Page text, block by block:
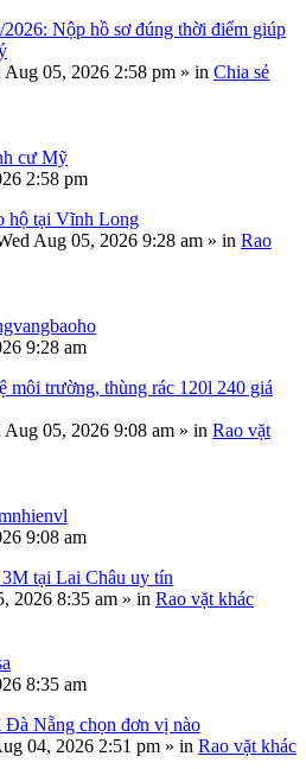
Nộp hồ sơ đúng thời điểm giúp
Aug 05, 2026 2:58 pm » in Chia sẻ
cư Mỹ
2:58 pm
hộ tại Vĩnh Long
Aug 05, 2026 9:28 am » in Rao
9:28 am
môi trường, thùng rác 120l 240 giá
Aug 05, 2026 9:08 am » in Rao vặt
9:08 am
tại Lai Châu uy tín
2026 8:35 am » in Rao vặt khác
8:35 am
Đà Nẵng chọn đơn vị nào
04, 2026 2:51 pm » in Rao vặt khác